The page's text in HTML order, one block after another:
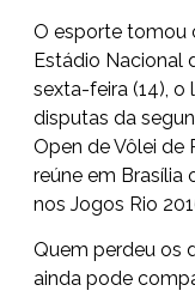
O esporte tomou
Estádio Nacional
sexta-feira (14),
disputas da
Open de Vôlei de
reúne em Brasília
nos Jogos Rio
Quem perdeu os
ainda pode